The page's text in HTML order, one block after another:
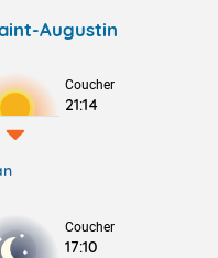
Augustin
Coucher
21:14
Coucher
17:10